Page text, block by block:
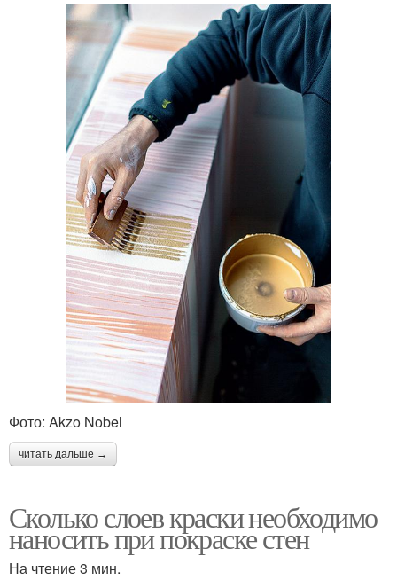
Фото: Akzo Nobel
читать дальше →
Сколько слоев краски необходимо
наносить при покраске стен
На чтение 3 мин.